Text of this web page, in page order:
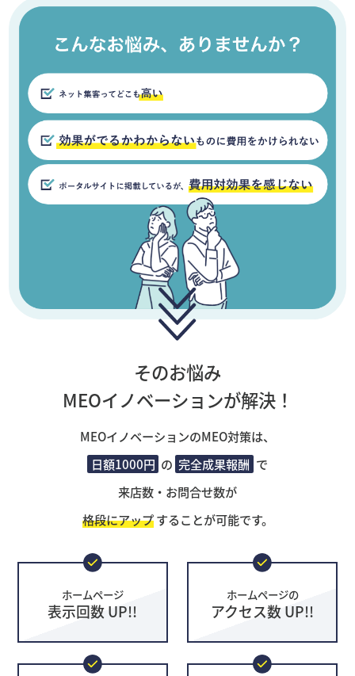
そのお悩み
MEOイノベーションが解決！
MEOイノベーションのMEO対策は、
日額1000円 の 完全成果報酬 で
来店数・お問合せ数が
格段にアップすることが可能です。
ホームページ
表示回数 UP!!
ホームページの
アクセス数 UP!!